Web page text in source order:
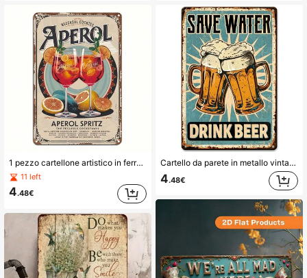
1 pezzo cartellone artistico in ferro 2D, pubblicità di cocktail in stile retrò, adatto per decorazione interna ed esterna, stile come mostrato nella tabella delle dimensioni
11 left
4.48€
Cartello da parete in metallo vintage da 8x12 pollici "Bevi birra, risparmia acqua" con illustrazione di birra schiumosa, arte vintage blu e bianca, rustica, in ferro robusto, adatta per la grotta dell'uomo o il garage - regalo perfetto e design invecchiato
4.48€